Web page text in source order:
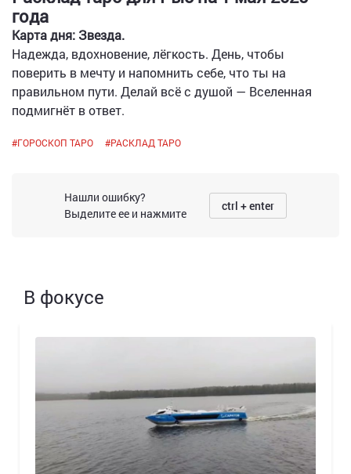
года
Карта дня: Звезда.
Надежда, вдохновение, лёгкость. День, чтобы
поверить в мечту и напомнить себе, что ты на
правильном пути. Делай всё с душой — Вселенная
подмигнёт в ответ.
#ГОРОСКОП ТАРО #РАСКЛАД ТАРО
Нашли ошибку?
Выделите ее и нажмите
ctrl + enter
В фокусе